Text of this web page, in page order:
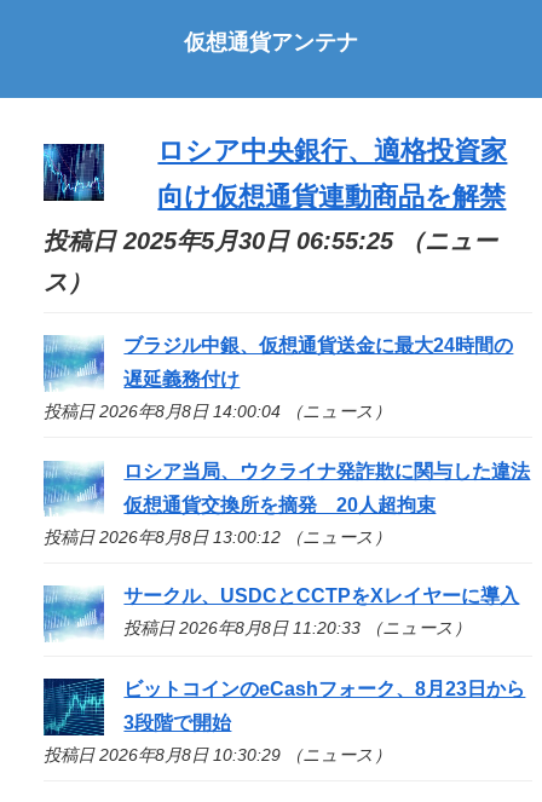
仮想通貨アンテナ
ロシア中央銀行、適格投資家
向け仮想通貨連動商品を解禁
投稿日 2025年5月30日 06:55:25 （ニュー
ス）
ブラジル中銀、仮想通貨送金に最大24時間の
遅延義務付け
投稿日 2026年8月8日 14:00:04 （ニュース）
ロシア当局、ウクライナ発詐欺に関与した違法
仮想通貨交換所を摘発 20人超拘束
投稿日 2026年8月8日 13:00:12 （ニュース）
サークル、USDCとCCTPをXレイヤーに導入
投稿日 2026年8月8日 11:20:33 （ニュース）
ビットコインのeCashフォーク、8月23日から
3段階で開始
投稿日 2026年8月8日 10:30:29 （ニュース）